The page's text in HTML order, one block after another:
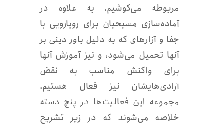
مربوطه می‌کوشیم. به علاوه در
آماده‌سازی مسیحیان برای رویارویی با
جفا و آزارهای که به دلیل باور دینی بر
آنها تحمیل می‌شود، و نیز آموزش آنها
برای واکنش مناسب به نقض
آزادی‌هایشان نیز فعال هستیم.
مجموعه این فعالیت‌ها در پنج دسته
خلاصه می‌شوند که در زیر تشریح